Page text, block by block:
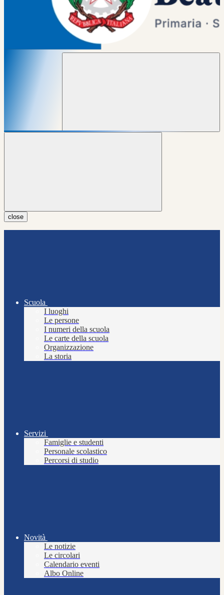
close
Scuola
I luoghi
Le persone
I numeri della scuola
Le carte della scuola
Organizzazione
La storia
Servizi
Famiglie e studenti
Personale scolastico
Percorsi di studio
Novità
Le notizie
Le circolari
Calendario eventi
Albo Online